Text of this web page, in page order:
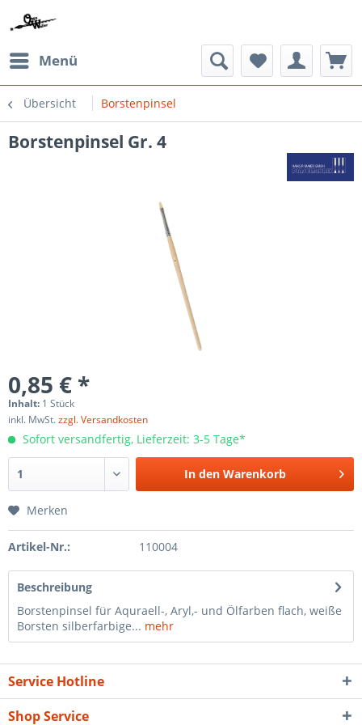
Menü
Übersicht Borstenpinsel
Borstenpinsel Gr. 4
0,85 € *
Inhalt: 1 Stück
inkl. MwSt.zzgl. Versandkosten
Sofort versandfertig, Lieferzeit: 3-5 Tage*
In den Warenkorb
Merken
Artikel-Nr.: 110004
Beschreibung
Borstenpinsel für Aquraell-, Aryl,- und Ölfarben flach, weiße
Borsten silberfarbige... mehr
Service Hotline
Shop Service